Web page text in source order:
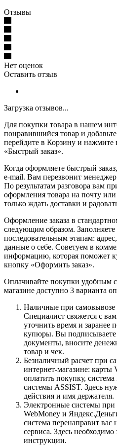
Отзывы
Нет оценок
Оставить отзыв
Загрузка отзывов...
Для покупки товара в нашем
понравившийся товар и
перейдите в Корзину и нажмите
«Быстрый заказ».
Когда оформляете быстрый
e-mail. Вам перезвонит менеджер
По результатам разговора вам
оформления товара на почту
только ждать доставки и
Оформление заказа в
следующим образом.
последовательным этапам:
данные о себе. Советуем в
информацию, которая поможет
кнопку «Оформить заказ».
Оплачивайте покупки удобным
магазине доступно 3 варианта
Наличные при самовывозе
Специалист свяжется с
уточнить время и заранее
купюры. Вы подписываете
документы, вносите
товар и чек.
Безналичный расчет при
интернет-магазине: карты
оплатить покупку,
системы ASSIST. Здесь
действия и имя держателя.
Электронные системы при
WebMoney и
система перенаправит вас
сервиса. Здесь
инструкции.